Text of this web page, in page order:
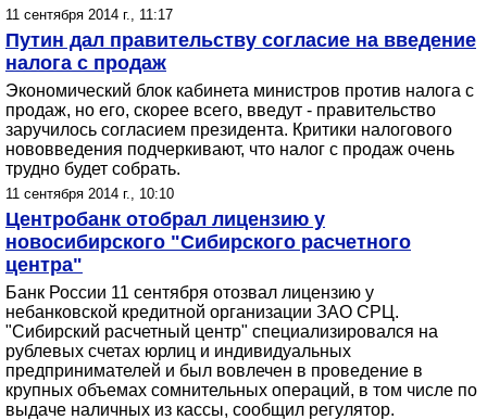
11 сентября 2014 г., 11:17
Путин дал правительству согласие на введение
налога с продаж
Экономический блок кабинета министров против налога с
продаж, но его, скорее всего, введут - правительство
заручилось согласием президента. Критики налогового
нововведения подчеркивают, что налог с продаж очень
трудно будет собрать.
11 сентября 2014 г., 10:10
Центробанк отобрал лицензию у
новосибирского "Сибирского расчетного
центра"
Банк России 11 сентября отозвал лицензию у
небанковской кредитной организации ЗАО СРЦ.
"Сибирский расчетный центр" специализировался на
рублевых счетах юрлиц и индивидуальных
предпринимателей и был вовлечен в проведение в
крупных объемах сомнительных операций, в том числе по
выдаче наличных из кассы, сообщил регулятор.